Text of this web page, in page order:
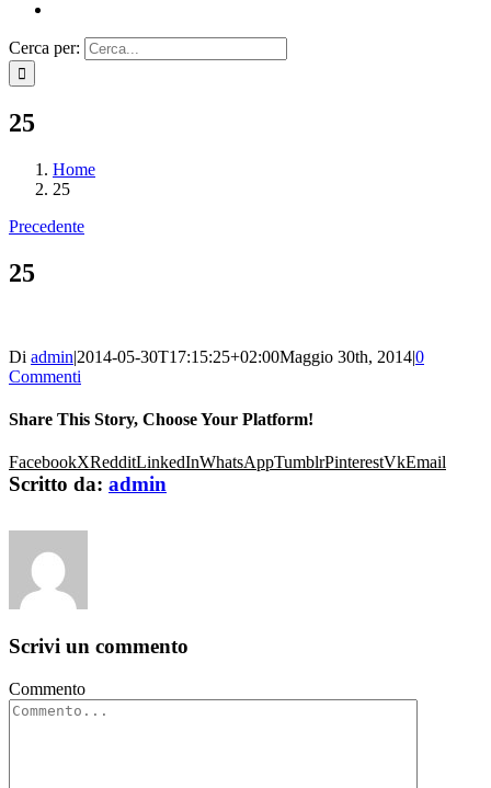
Cerca per:
25
Home
25
Precedente
25
Di admin|2014-05-30T17:15:25+02:00Maggio 30th, 2014|0
Commenti
Share This Story, Choose Your Platform!
FacebookXRedditLinkedInWhatsAppTumblrPinterestVkEmail
Scritto da: admin
Scrivi un commento
Commento